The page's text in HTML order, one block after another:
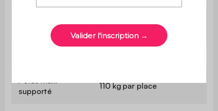
Equilibré
Poids max.
supporté
110 kg par place